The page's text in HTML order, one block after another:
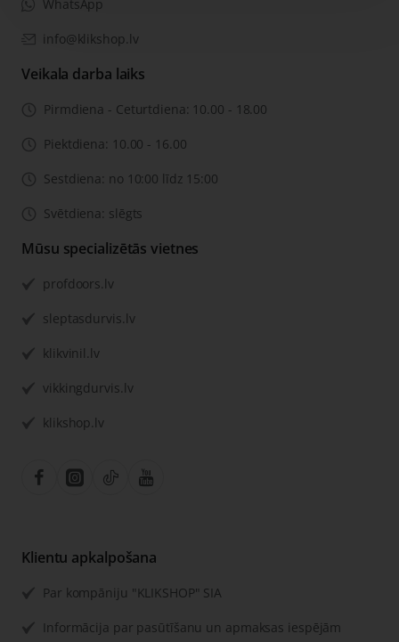
WhatsApp
info@klikshop.lv
Veikala darba laiks
Pirmdiena - Ceturtdiena: 10.00 - 18.00
Piektdiena: 10.00 - 16.00
Sestdiena: no 10:00 līdz 15:00
Svētdiena: slēgts
Mūsu specializētās vietnes
profdoors.lv
sleptasdurvis.lv
klikvinil.lv
vikkingdurvis.lv
klikshop.lv
Klientu apkalpošana
Par kompāniju "KLIKSHOP" SIA
Informācija par pasūtīšanu un apmaksas iespējām